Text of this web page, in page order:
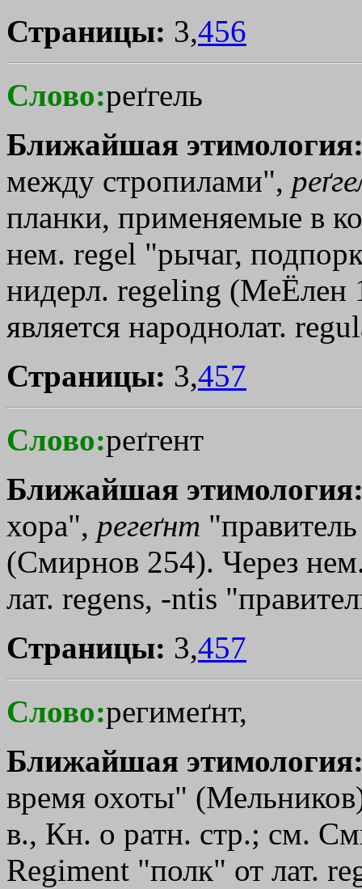
Страницы: 3,456
Слово:реґгель
Ближайшая
между стропилами",
планки, применяемые в
нем. rеgеl "рычаг,
нидерл. regeling (МеЁлен
является народнолат.
Страницы: 3,457
Слово:реґгент
Ближайшая
хора", регеґнт
(Смирнов 254). Через
лат. regens, -ntis
Страницы: 3,457
Слово:регимеґнт,
Ближайшая
время охоты"
в., Кн. о ратн. стр.; см.
Regiment "полк" от лат.